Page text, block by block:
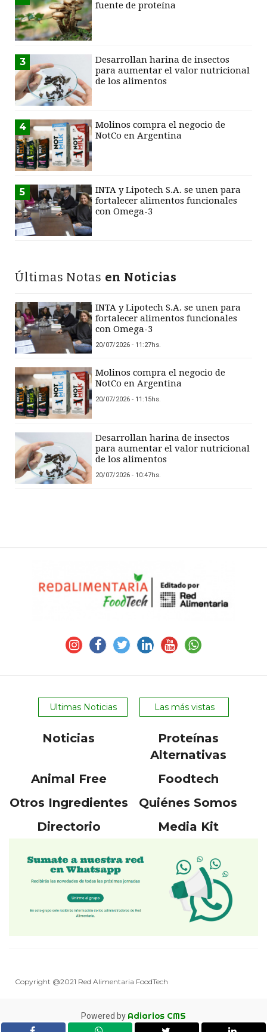
fuente de proteína
3
Desarrollan harina de insectos
para aumentar el valor nutricional
de los alimentos
4
Molinos compra el negocio de
NotCo en Argentina
5
INTA y Lipotech S.A. se unen para
fortalecer alimentos funcionales
con Omega-3
Últimas Notas en Noticias
INTA y Lipotech S.A. se unen para
fortalecer alimentos funcionales
con Omega-3
20/07/2026 - 11:27hs.
Molinos compra el negocio de
NotCo en Argentina
20/07/2026 - 11:15hs.
Desarrollan harina de insectos
para aumentar el valor nutricional
de los alimentos
20/07/2026 - 10:47hs.
Ultimas Noticias Las más vistas
Noticias
Proteínas
Alternativas
Animal Free
Foodtech
Otros Ingredientes
Quiénes Somos
Directorio
Media Kit
Copyright @2021 Red Alimentaria FoodTech
Powered by Adiarios CMS